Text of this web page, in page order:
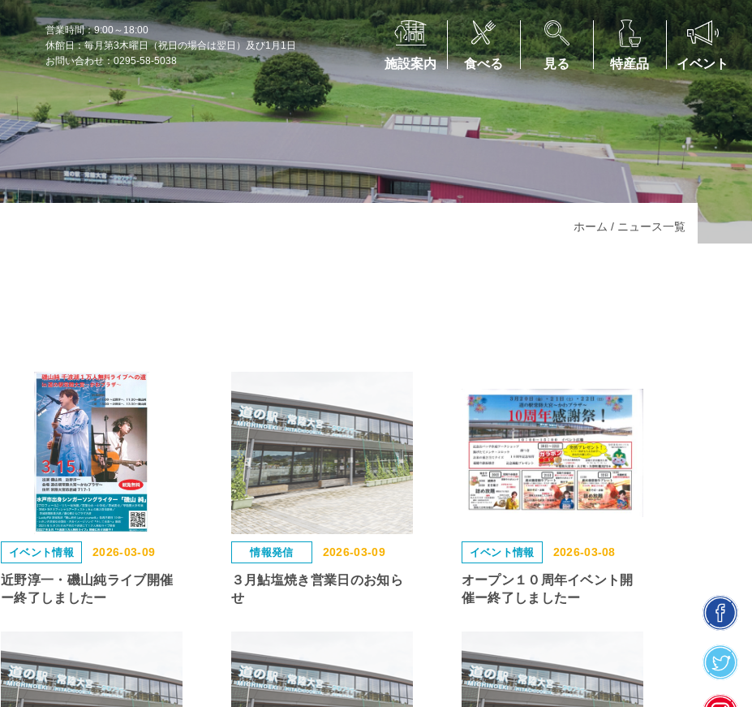
施設案内 食べる 見る 特産品 イベント
営業時間：9:00～18:00
休館日：毎月第3木曜日（祝日の場合は翌日）及び1月1日
お問い合わせ：0295-58-5038
ホーム / ニュース一覧
イベント情報 2026-03-09
近野淳一・磯山純ライブ開催
ー終了しましたー
情報発信 2026-03-09
３月鮎塩焼き営業日のお知ら
せ
イベント情報 2026-03-08
オープン１０周年イベント開
催ー終了しましたー